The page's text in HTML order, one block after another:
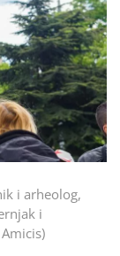
i arheolog,
i